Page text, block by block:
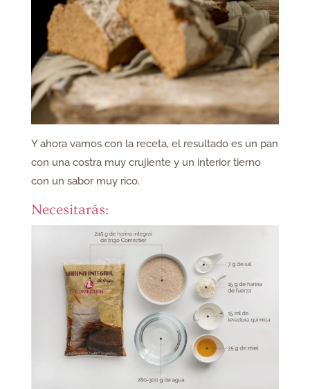
Y ahora vamos con la receta, el resultado es un pan
con una costra muy crujiente y un interior tierno
con un sabor muy rico.
Necesitarás: